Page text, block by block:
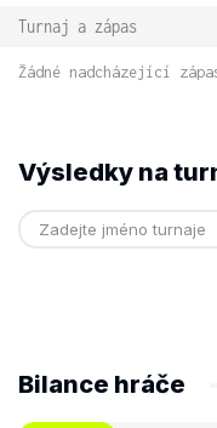
Turnaj a zápas
Žádné nadcházející
Výsledky na
Bilance hráče